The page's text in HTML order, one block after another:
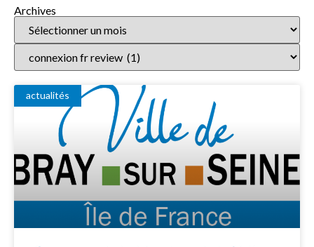
Archives
actualités